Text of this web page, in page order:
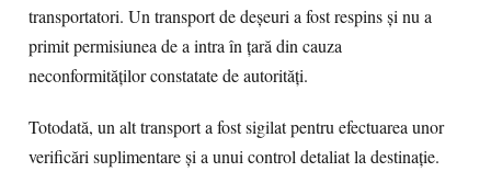
transportatori. Un transport de deșeuri a fost respins și nu a
primit permisiunea de a intra în țară din cauza
neconformităților constatate de autorități.
Totodată, un alt transport a fost sigilat pentru efectuarea unor
verificări suplimentare și a unui control detaliat la destinație.